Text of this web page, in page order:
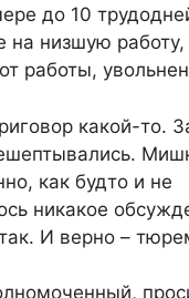
до 10
на низшую работу,
работы,
какой-то.
как будто и не
никакое
И верно –